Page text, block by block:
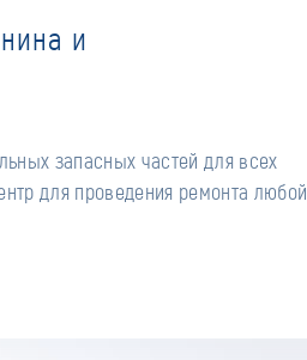
и
запасных частей для всех
для проведения ремонта любой